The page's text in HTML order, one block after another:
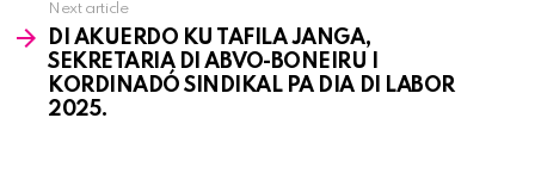
Next article
DI AKUERDO KU TAFILA JANGA,
SEKRETARIA DI ABVO-BONEIRU I
KORDINADÓ SINDIKAL PA DIA DI LABOR
2025.